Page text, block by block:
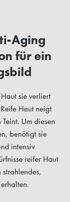
Aging
für ein
sie verliert
Haut neigt
Um diesen
benötigt sie
intensiv
reifer Haut